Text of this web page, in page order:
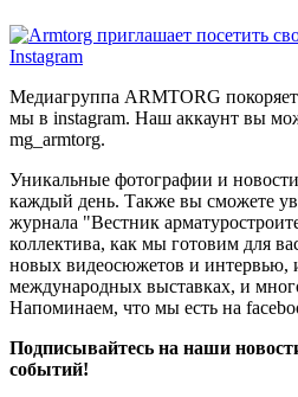
Медиагруппа ARMTORG
мы в instagram. Наш аккаунт вы
mg_armtorg.
Уникальные фотографии и
каждый день. Также вы сможете
журнала "Вестник
коллектива, как мы готовим для
новых видеосюжетов и интервью,
международных выставках, и
Напоминаем, что мы есть на
Подписывайтесь на наши новости
событий!